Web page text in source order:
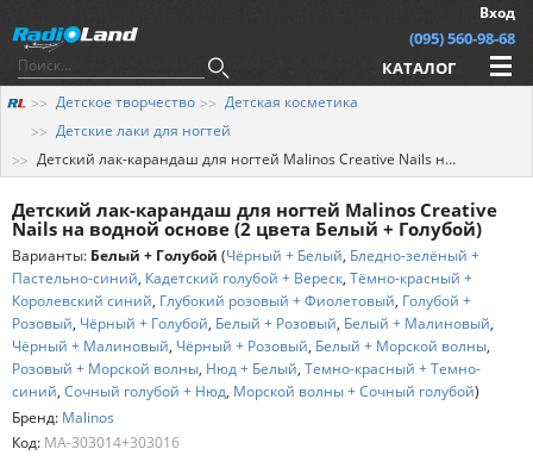
Вход
(095) 560-98-68
КАТАЛОГ
Детское творчество
Детская косметика
Детские лаки для ногтей
Детский лак-карандаш для ногтей Malinos Creative Nails на водной основе (2 цвета Белый + Голубой)
Детский лак-карандаш для ногтей Malinos Creative
Nails на водной основе (2 цвета Белый + Голубой)
Варианты: Белый + Голубой (Чёрный + Белый, Бледно-зелёный +
Пастельно-синий, Кадетский голубой + Вереск, Тёмно-красный +
Королевский синий, Глубокий розовый + Фиолетовый, Голубой +
Розовый, Чёрный + Голубой, Белый + Розовый, Белый + Малиновый,
Чёрный + Малиновый, Чёрный + Розовый, Белый + Морской волны,
Розовый + Морской волны, Нюд + Белый, Темно-красный + Темно-
синий, Сочный голубой + Нюд, Морской волны + Сочный голубой)
Бренд: Malinos
Код: MA-303014+303016